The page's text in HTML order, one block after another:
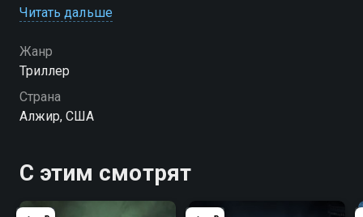
они не смогут ни по какому поводу претерпеть
когда в жизни случается первая большая любовь.
Так произошло и с Али. У парня был план: приехать в
Америку, избежать любых подозрений,
представившись студентом-инженером, дождаться
своих «единомышленников», а затем осуществить
личных убеждений. Выполнить удаётся все пункты,
к счастью, кроме последнего. Причина – любовь.
Читать дальше
Жанр
Триллер
Страна
Алжир, США
С этим смотрят